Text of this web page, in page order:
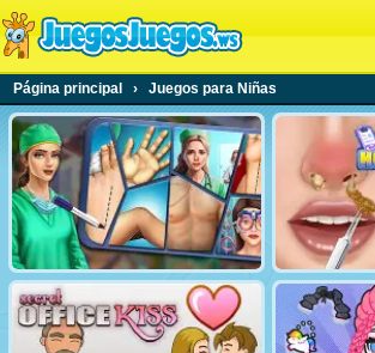
Página principal › Juegos para Niñas